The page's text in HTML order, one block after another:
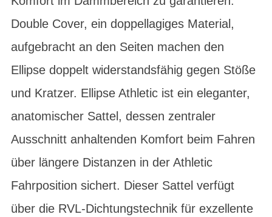
Double Cover, ein doppellagiges Material,
aufgebracht an den Seiten machen den
Ellipse doppelt widerstandsfähig gegen Stöße
und Kratzer. Ellipse Athletic ist ein eleganter,
anatomischer Sattel, dessen zentraler
Ausschnitt anhaltenden Komfort beim Fahren
über längere Distanzen in der Athletic
Fahrposition sichert. Dieser Sattel verfügt
über die RVL-Dichtungstechnik für exzellente